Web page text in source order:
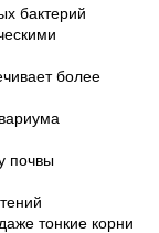
бактерий
более
почвы
тонкие корни